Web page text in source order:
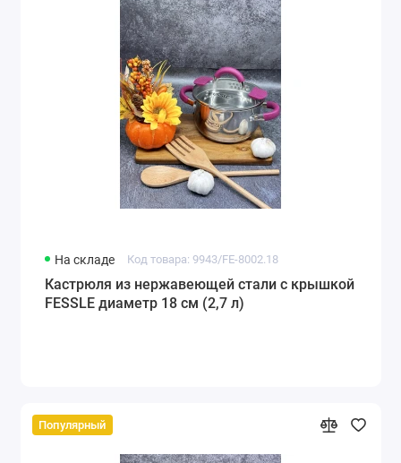
На складе Код товара: 9943/FE-8002.18
Кастрюля из нержавеющей стали с крышкой
FESSLE диаметр 18 см (2,7 л)
Популярный